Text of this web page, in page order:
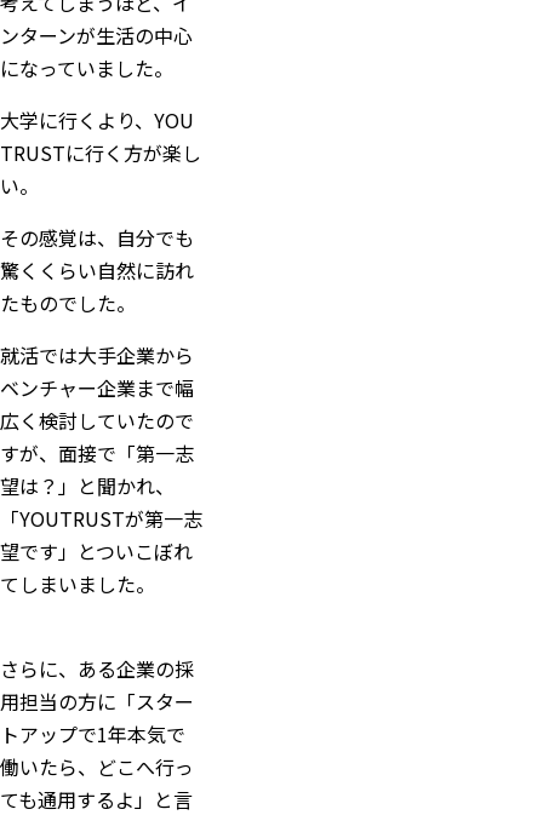
ンターンが生活の中心
になっていました。
大学に行くより、YOU
TRUSTに行く方が楽し
い。
その感覚は、自分でも
驚くくらい自然に訪れ
たものでした。
就活では大手企業から
ベンチャー企業まで幅
広く検討していたので
すが、面接で「第一志
望は？」と聞かれ、
「YOUTRUSTが第一志
望です」とついこぼれ
てしまいました。
さらに、ある企業の採
用担当の方に「スター
トアップで1年本気で
働いたら、どこへ行っ
ても通用するよ」と言